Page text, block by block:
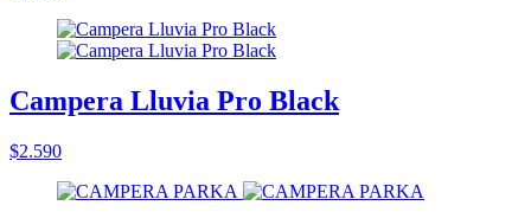
Campera Lluvia Pro Black
$2.590